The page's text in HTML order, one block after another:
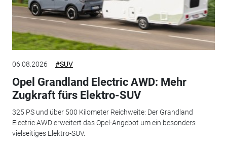
06.08.2026 #SUV
Opel Grandland Electric AWD: Mehr
Zugkraft fürs Elektro-SUV
325 PS und über 500 Kilometer Reichweite: Der Grandland
Electric AWD erweitert das Opel-Angebot um ein besonders
vielseitiges Elektro-SUV.